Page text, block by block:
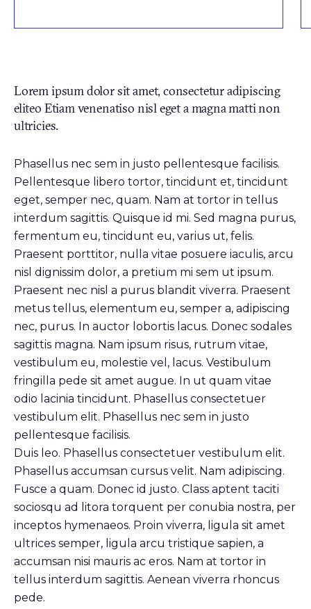
Lorem ipsum dolor sit amet, consectetur adipiscing
eliteo Etiam venenatiso nisl eget a magna matti non
ultricies.
Phasellus nec sem in justo pellentesque facilisis.
Pellentesque libero tortor, tincidunt et, tincidunt
eget, semper nec, quam. Nam at tortor in tellus
interdum sagittis. Quisque id mi. Sed magna purus,
fermentum eu, tincidunt eu, varius ut, felis.
Praesent porttitor, nulla vitae posuere iaculis, arcu
nisl dignissim dolor, a pretium mi sem ut ipsum.
Praesent nec nisl a purus blandit viverra. Praesent
metus tellus, elementum eu, semper a, adipiscing
nec, purus. In auctor lobortis lacus. Donec sodales
sagittis magna. Nam ipsum risus, rutrum vitae,
vestibulum eu, molestie vel, lacus. Vestibulum
fringilla pede sit amet augue. In ut quam vitae
odio lacinia tincidunt. Phasellus consectetuer
vestibulum elit. Phasellus nec sem in justo
pellentesque facilisis.
Duis leo. Phasellus consectetuer vestibulum elit.
Phasellus accumsan cursus velit. Nam adipiscing.
Fusce a quam. Donec id justo. Class aptent taciti
sociosqu ad litora torquent per conubia nostra, per
inceptos hymenaeos. Proin viverra, ligula sit amet
ultrices semper, ligula arcu tristique sapien, a
accumsan nisi mauris ac eros. Nam at tortor in
tellus interdum sagittis. Aenean viverra rhoncus
pede.